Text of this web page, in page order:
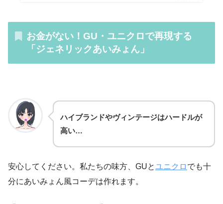
お金がない！GU・ユニクロで再現する
「ジェネリックあいみょん」
ハイブランドやヴィンテージはハードルが
高い…
安心してください。私たちの味方、GUとユニクロ でも十
分にあいみょん風コーデは作れます。